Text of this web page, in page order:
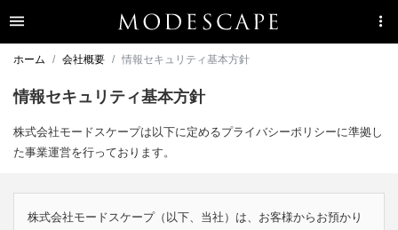
ホーム 会社概要 情報セキュリティ基本方針
情報セキュリティ基本方針
株式会社モードスケープは以下に定めるプライバシーポリシーに準拠し
た事業運営を行っております。
株式会社モードスケープ（以下、当社）は、お客様からお預かり